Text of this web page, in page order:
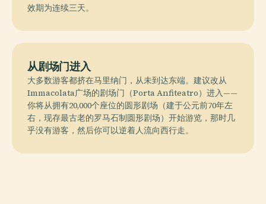
效期为连续三天。
从剧场门进入
大多数游客都挤在马里纳门，从未到达东端。建议改从
Immacolata广场的剧场门（Porta Anfiteatro）进入——
你将从拥有20,000个座位的圆形剧场（建于公元前70年左
右，现存最古老的罗马石制圆形剧场）开始游览，那时几
乎没有游客，然后你可以逆着人流向西行走。